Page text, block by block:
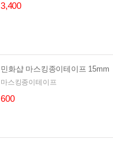
3,400
민화샵 마스킹종이테이프 15mm
마스킹종이테이프
600